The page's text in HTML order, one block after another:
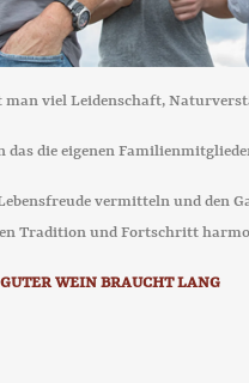
man viel Leidenschaft,
das die eigenen
vermitteln und den
Tradition und Fortschritt
GUTER WEIN BRAUCHT LANG